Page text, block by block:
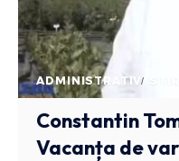
ADMINISTRATIV
Constantin
Vacanța de